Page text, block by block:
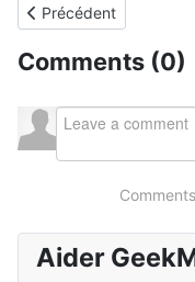
Article précédent : Le
Précédent
Comments (0)
Aider